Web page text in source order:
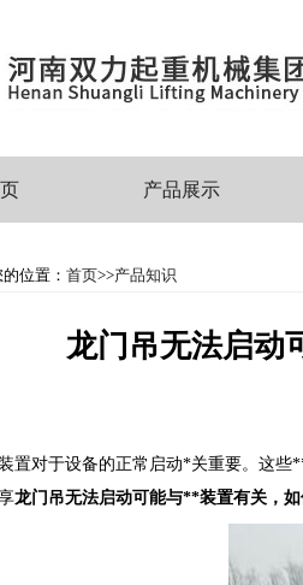
产品展示
位置： 首页>>产品知识
龙门吊无法启动
置对于设备的正常启动*关重要。这
龙门吊无法启动可能与**装置有关，